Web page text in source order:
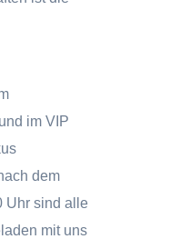
im VIP
dem
Uhr sind alle
mit uns